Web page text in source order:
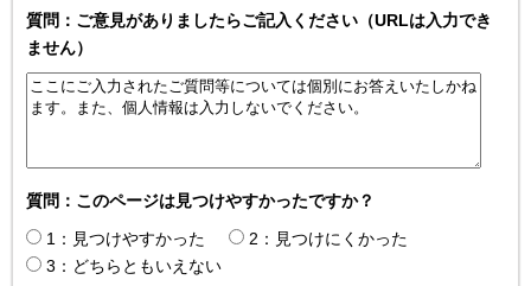
質問：ご意見がありましたらご記入ください（URLは入力でき
ません）
質問：このページは見つけやすかったですか？
1：見つけやすかった
2：見つけにくかった
3：どちらともいえない